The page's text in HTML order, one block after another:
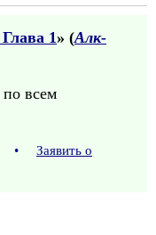
1» (Алк-
всем
•
Заявить о